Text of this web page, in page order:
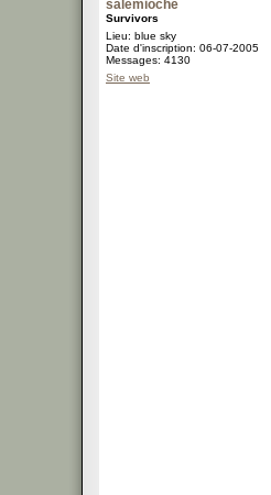
salemioche
Survivors
Lieu: blue sky
Date d'inscription: 06-07-2005
Messages: 4130
Site web